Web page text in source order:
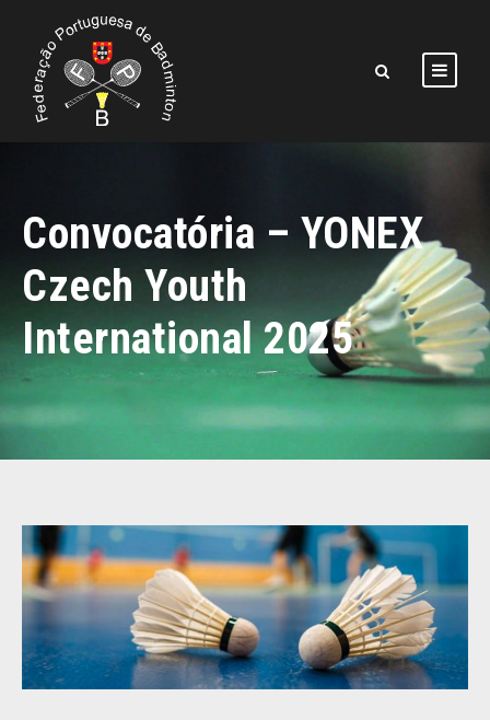
Convocatória – YONEX
Czech Youth
International 2025